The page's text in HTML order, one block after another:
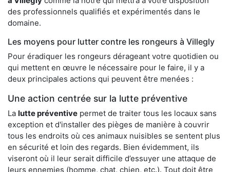
des professionnels qualifiés et expérimentés dans le
domaine.
Les moyens pour lutter contre les rongeurs à Villegly
Pour éradiquer les rongeurs dérageant votre quotidien ou
qui mettent en œuvre le nécessaire pour le faire, il y a
deux principales actions qui peuvent être menées :
Une action centrée sur la lutte préventive
La lutte préventive permet de traiter tous les locaux sans
exception et d'installer des pièges de manière à couvrir
tous les endroits où ces animaux nuisibles se sentent plus
en sécurité et loin des regards. Bien évidemment, ils
viseront où il leur serait difficile d’essuyer une attaque de
leurs ennemies (homme, chat, chien, etc.). Tout doit être